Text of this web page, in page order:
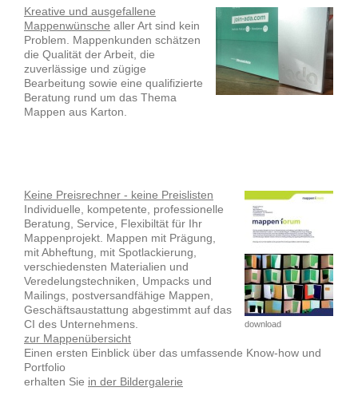
Kreative und ausgefallene
Mappenwünsche aller Art sind kein
Problem. Mappenkunden schätzen
die Qualität der Arbeit, die
zuverlässige und zügige
Bearbeitung sowie eine qualifizierte
Beratung rund um das Thema
Mappen aus Karton.
download
Keine Preisrechner - keine Preislisten
Individuelle, kompetente, professionelle
Beratung, Service, Flexibiltät für Ihr
Mappenprojekt. Mappen mit Prägung,
mit Abheftung, mit Spotlackierung,
verschiedensten Materialien und
Veredelungstechniken, Umpacks und
Mailings, postversandfähige Mappen,
Geschäftsaustattung abgestimmt auf das
CI des Unternehmens.
zur Mappenübersicht
Einen ersten Einblick über das umfassende Know-how und
Portfolio
erhalten Sie in der Bildergalerie